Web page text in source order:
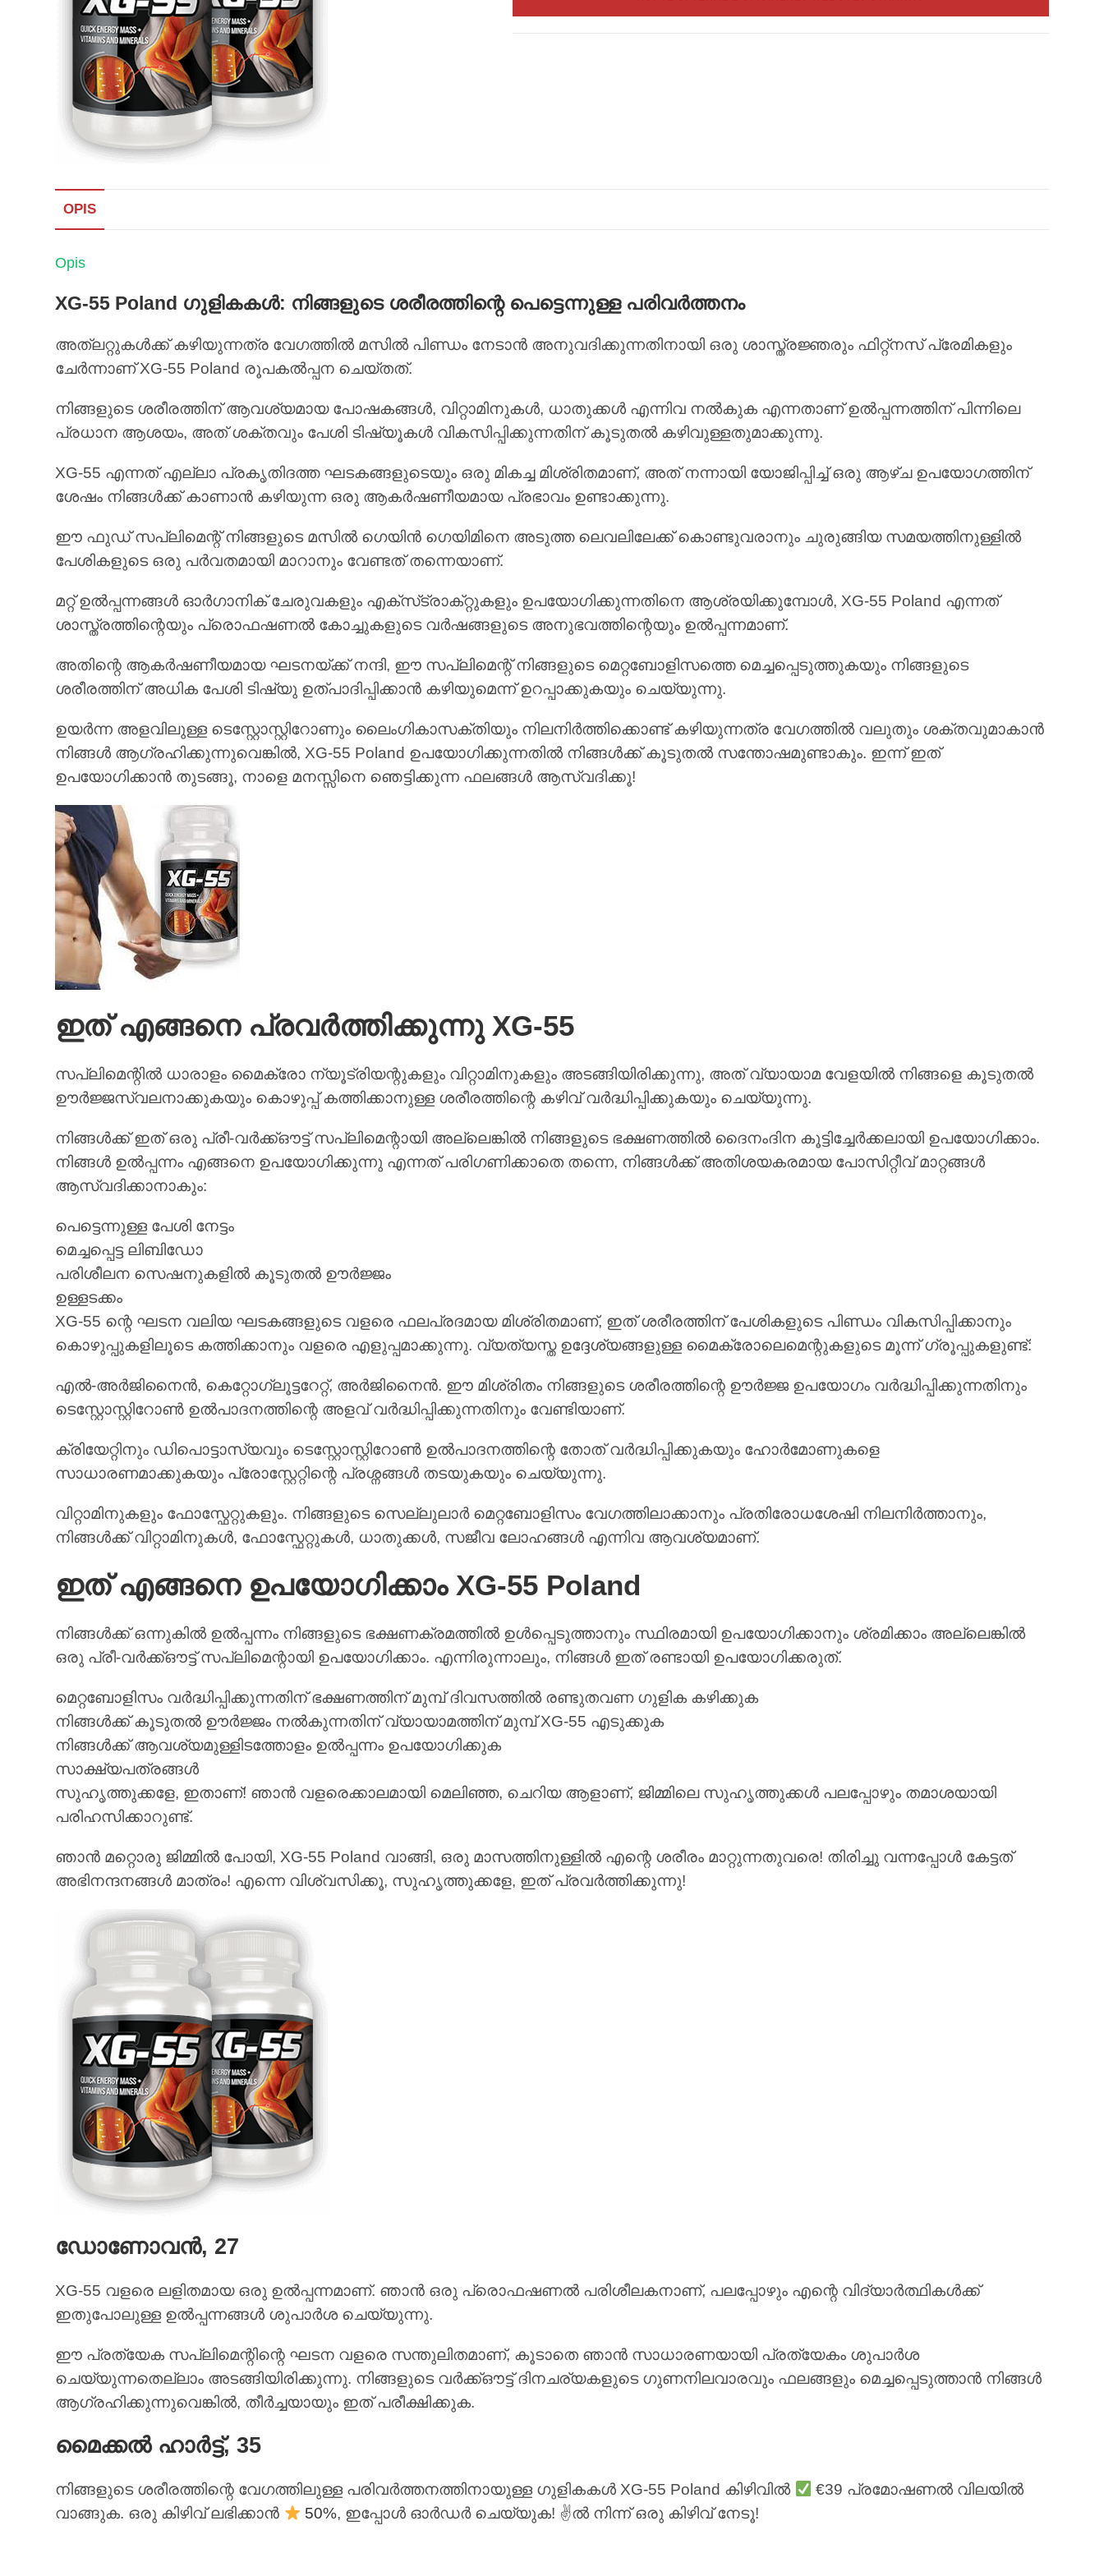
OPIS
Opis
XG-55 Poland ഗുളികകൾ: നിങ്ങളുടെ ശരീരത്തിന്റെ പെട്ടെന്നുള്ള പരിവർത്തനം
അത്‌ലറ്റുകൾക്ക് കഴിയുന്നത്ര വേഗത്തിൽ മസിൽ പിണ്ഡം നേടാൻ അനുവദിക്കുന്നതിനായി ഒരു ശാസ്ത്രജ്ഞരും ഫിറ്റ്‌നസ് പ്രേമികളും
ചേർന്നാണ് XG-55 Poland രൂപകൽപ്പന ചെയ്തത്.
നിങ്ങളുടെ ശരീരത്തിന് ആവശ്യമായ പോഷകങ്ങൾ, വിറ്റാമിനുകൾ, ധാതുക്കൾ എന്നിവ നൽകുക എന്നതാണ് ഉൽപ്പന്നത്തിന് പിന്നിലെ
പ്രധാന ആശയം, അത് ശക്തവും പേശി ടിഷ്യൂകൾ വികസിപ്പിക്കുന്നതിന് കൂടുതൽ കഴിവുള്ളതുമാക്കുന്നു.
XG-55 എന്നത് എല്ലാ പ്രകൃതിദത്ത ഘടകങ്ങളുടെയും ഒരു മികച്ച മിശ്രിതമാണ്, അത് നന്നായി യോജിപ്പിച്ച് ഒരു ആഴ്‌ച ഉപയോഗത്തിന്
ശേഷം നിങ്ങൾക്ക് കാണാൻ കഴിയുന്ന ഒരു ആകർഷണീയമായ പ്രഭാവം ഉണ്ടാക്കുന്നു.
ഈ ഫുഡ് സപ്ലിമെന്റ് നിങ്ങളുടെ മസിൽ ഗെയിൻ ഗെയിമിനെ അടുത്ത ലെവലിലേക്ക് കൊണ്ടുവരാനും ചുരുങ്ങിയ സമയത്തിനുള്ളിൽ
പേശികളുടെ ഒരു പർവതമായി മാറാനും വേണ്ടത് തന്നെയാണ്.
മറ്റ് ഉൽപ്പന്നങ്ങൾ ഓർഗാനിക് ചേരുവകളും എക്‌സ്‌ട്രാക്‌റ്റുകളും ഉപയോഗിക്കുന്നതിനെ ആശ്രയിക്കുമ്പോൾ, XG-55 Poland എന്നത്
ശാസ്ത്രത്തിന്റെയും പ്രൊഫഷണൽ കോച്ചുകളുടെ വർഷങ്ങളുടെ അനുഭവത്തിന്റെയും ഉൽപ്പന്നമാണ്.
അതിന്റെ ആകർഷണീയമായ ഘടനയ്ക്ക് നന്ദി, ഈ സപ്ലിമെന്റ് നിങ്ങളുടെ മെറ്റബോളിസത്തെ മെച്ചപ്പെടുത്തുകയും നിങ്ങളുടെ
ശരീരത്തിന് അധിക പേശി ടിഷ്യു ഉത്പാദിപ്പിക്കാൻ കഴിയുമെന്ന് ഉറപ്പാക്കുകയും ചെയ്യുന്നു.
ഉയർന്ന അളവിലുള്ള ടെസ്റ്റോസ്റ്റിറോണും ലൈംഗികാസക്തിയും നിലനിർത്തിക്കൊണ്ട് കഴിയുന്നത്ര വേഗത്തിൽ വലുതും ശക്തവുമാകാൻ
നിങ്ങൾ ആഗ്രഹിക്കുന്നുവെങ്കിൽ, XG-55 Poland ഉപയോഗിക്കുന്നതിൽ നിങ്ങൾക്ക് കൂടുതൽ സന്തോഷമുണ്ടാകും. ഇന്ന് ഇത്
ഉപയോഗിക്കാൻ തുടങ്ങൂ, നാളെ മനസ്സിനെ ഞെട്ടിക്കുന്ന ഫലങ്ങൾ ആസ്വദിക്കൂ!
ഇത് എങ്ങനെ പ്രവർത്തിക്കുന്നു XG-55
സപ്ലിമെന്റിൽ ധാരാളം മൈക്രോ ന്യൂട്രിയന്റുകളും വിറ്റാമിനുകളും അടങ്ങിയിരിക്കുന്നു, അത് വ്യായാമ വേളയിൽ നിങ്ങളെ കൂടുതൽ
ഊർജ്ജസ്വലനാക്കുകയും കൊഴുപ്പ് കത്തിക്കാനുള്ള ശരീരത്തിന്റെ കഴിവ് വർദ്ധിപ്പിക്കുകയും ചെയ്യുന്നു.
നിങ്ങൾക്ക് ഇത് ഒരു പ്രീ-വർക്ക്ഔട്ട് സപ്ലിമെന്റായി അല്ലെങ്കിൽ നിങ്ങളുടെ ഭക്ഷണത്തിൽ ദൈനംദിന കൂട്ടിച്ചേർക്കലായി ഉപയോഗിക്കാം.
നിങ്ങൾ ഉൽപ്പന്നം എങ്ങനെ ഉപയോഗിക്കുന്നു എന്നത് പരിഗണിക്കാതെ തന്നെ, നിങ്ങൾക്ക് അതിശയകരമായ പോസിറ്റീവ് മാറ്റങ്ങൾ
ആസ്വദിക്കാനാകും:
പെട്ടെന്നുള്ള പേശി നേട്ടം
മെച്ചപ്പെട്ട ലിബിഡോ
പരിശീലന സെഷനുകളിൽ കൂടുതൽ ഊർജ്ജം
ഉള്ളടക്കം
XG-55 ന്റെ ഘടന വലിയ ഘടകങ്ങളുടെ വളരെ ഫലപ്രദമായ മിശ്രിതമാണ്, ഇത് ശരീരത്തിന് പേശികളുടെ പിണ്ഡം വികസിപ്പിക്കാനും
കൊഴുപ്പുകളിലൂടെ കത്തിക്കാനും വളരെ എളുപ്പമാക്കുന്നു. വ്യത്യസ്ത ഉദ്ദേശ്യങ്ങളുള്ള മൈക്രോലെമെന്റുകളുടെ മൂന്ന് ഗ്രൂപ്പുകളുണ്ട്:
എൽ-അർജിനൈൻ, കെറ്റോഗ്ലൂട്ടറേറ്റ്, അർജിനൈൻ. ഈ മിശ്രിതം നിങ്ങളുടെ ശരീരത്തിന്റെ ഊർജ്ജ ഉപയോഗം വർദ്ധിപ്പിക്കുന്നതിനും
ടെസ്റ്റോസ്റ്റിറോൺ ഉൽപാദനത്തിന്റെ അളവ് വർദ്ധിപ്പിക്കുന്നതിനും വേണ്ടിയാണ്.
ക്രിയേറ്റിനും ഡിപൊട്ടാസ്യവും ടെസ്റ്റോസ്റ്റിറോൺ ഉൽപാദനത്തിന്റെ തോത് വർദ്ധിപ്പിക്കുകയും ഹോർമോണുകളെ
സാധാരണമാക്കുകയും പ്രോസ്റ്റേറ്റിന്റെ പ്രശ്നങ്ങൾ തടയുകയും ചെയ്യുന്നു.
വിറ്റാമിനുകളും ഫോസ്ഫേറ്റുകളും. നിങ്ങളുടെ സെല്ലുലാർ മെറ്റബോളിസം വേഗത്തിലാക്കാനും പ്രതിരോധശേഷി നിലനിർത്താനും,
നിങ്ങൾക്ക് വിറ്റാമിനുകൾ, ഫോസ്ഫേറ്റുകൾ, ധാതുക്കൾ, സജീവ ലോഹങ്ങൾ എന്നിവ ആവശ്യമാണ്.
ഇത് എങ്ങനെ ഉപയോഗിക്കാം XG-55 Poland
നിങ്ങൾക്ക് ഒന്നുകിൽ ഉൽപ്പന്നം നിങ്ങളുടെ ഭക്ഷണക്രമത്തിൽ ഉൾപ്പെടുത്താനും സ്ഥിരമായി ഉപയോഗിക്കാനും ശ്രമിക്കാം അല്ലെങ്കിൽ
ഒരു പ്രീ-വർക്ക്ഔട്ട് സപ്ലിമെന്റായി ഉപയോഗിക്കാം. എന്നിരുന്നാലും, നിങ്ങൾ ഇത് രണ്ടായി ഉപയോഗിക്കരുത്.
മെറ്റബോളിസം വർദ്ധിപ്പിക്കുന്നതിന് ഭക്ഷണത്തിന് മുമ്പ് ദിവസത്തിൽ രണ്ടുതവണ ഗുളിക കഴിക്കുക
നിങ്ങൾക്ക് കൂടുതൽ ഊർജ്ജം നൽകുന്നതിന് വ്യായാമത്തിന് മുമ്പ് XG-55 എടുക്കുക
നിങ്ങൾക്ക് ആവശ്യമുള്ളിടത്തോളം ഉൽപ്പന്നം ഉപയോഗിക്കുക
സാക്ഷ്യപത്രങ്ങൾ
സുഹൃത്തുക്കളേ, ഇതാണ്! ഞാൻ വളരെക്കാലമായി മെലിഞ്ഞ, ചെറിയ ആളാണ്, ജിമ്മിലെ സുഹൃത്തുക്കൾ പലപ്പോഴും തമാശയായി
പരിഹസിക്കാറുണ്ട്.
ഞാൻ മറ്റൊരു ജിമ്മിൽ പോയി, XG-55 Poland വാങ്ങി, ഒരു മാസത്തിനുള്ളിൽ എന്റെ ശരീരം മാറ്റുന്നതുവരെ! തിരിച്ചു വന്നപ്പോൾ കേട്ടത്
അഭിനന്ദനങ്ങൾ മാത്രം! എന്നെ വിശ്വസിക്കൂ, സുഹൃത്തുക്കളേ, ഇത് പ്രവർത്തിക്കുന്നു!
ഡോണോവൻ, 27
XG-55 വളരെ ലളിതമായ ഒരു ഉൽപ്പന്നമാണ്. ഞാൻ ഒരു പ്രൊഫഷണൽ പരിശീലകനാണ്, പലപ്പോഴും എന്റെ വിദ്യാർത്ഥികൾക്ക്
ഇതുപോലുള്ള ഉൽപ്പന്നങ്ങൾ ശുപാർശ ചെയ്യുന്നു.
ഈ പ്രത്യേക സപ്ലിമെന്റിന്റെ ഘടന വളരെ സന്തുലിതമാണ്, കൂടാതെ ഞാൻ സാധാരണയായി പ്രത്യേകം ശുപാർശ
ചെയ്യുന്നതെല്ലാം അടങ്ങിയിരിക്കുന്നു. നിങ്ങളുടെ വർക്ക്ഔട്ട് ദിനചര്യകളുടെ ഗുണനിലവാരവും ഫലങ്ങളും മെച്ചപ്പെടുത്താൻ നിങ്ങൾ
ആഗ്രഹിക്കുന്നുവെങ്കിൽ, തീർച്ചയായും ഇത് പരീക്ഷിക്കുക.
മൈക്കൽ ഹാർട്ട്, 35
നിങ്ങളുടെ ശരീരത്തിന്റെ വേഗത്തിലുള്ള പരിവർത്തനത്തിനായുള്ള ഗുളികകൾ XG-55 Poland കിഴിവിൽ
€39 പ്രമോഷണൽ വിലയിൽ
വാങ്ങുക. ഒരു കിഴിവ് ലഭിക്കാൻ
50%, ഇപ്പോൾ ഓർഡർ ചെയ്യുക! ✌ൽ നിന്ന് ഒരു കിഴിവ് നേടൂ!